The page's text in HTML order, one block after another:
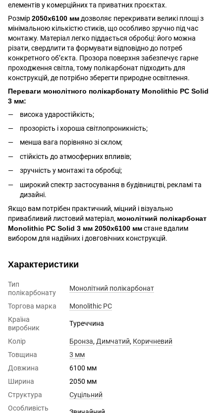
елементів у комерційних та приватних проєктах.
Розмір2050х6100 мм дозволяє перекривати великі площі з
мінімальною кількістю стиків, що особливо зручно під час
монтажу. Матеріал легко піддається обробці: його можна
різати, свердлити та формувати відповідно до потреб
конкретного об’єкта. Прозора поверхня забезпечує гарне
проходження світла, тому полікарбонат підходить для
конструкцій, де потрібно зберегти природне освітлення.
Переваги монолітного полікарбонату Monolithic PC Solid
3 мм:
висока ударостійкість;
прозорість і хороша світлопроникність;
менша вага порівняно зі склом;
стійкість до атмосферних впливів;
зручність у монтажі та обробці;
широкий спектр застосування в будівництві, рекламі та
дизайні.
Якщо вам потрібен практичний, міцний і візуально
привабливий листовий матеріал, монолітний полікарбонат
Monolithic PC Solid 3 мм 2050x6100 ммстане вдалим
вибором для надійних і довговічних конструкцій.
Характеристики
Тип
полікарбонату
Монолітний полікарбонат
Торгова марка
Monolithic PC
Країна
виробник
Туреччина
Колір Бронза, Димчатий, Коричневий
Товщина
3 мм
Довжина
6100 мм
Ширина
2050 мм
Структура
Суцільний
Особливість